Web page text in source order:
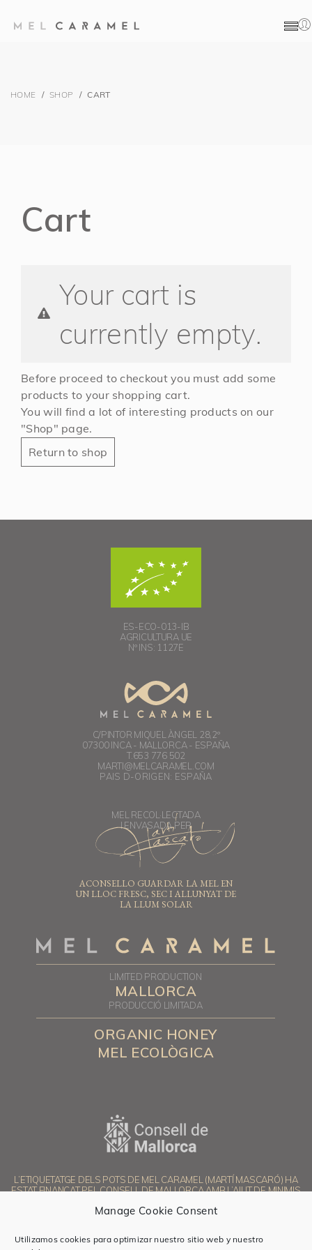
Manage Cookie Consent
Utilizamos cookies para optimizar nuestro sitio web y nuestro
E-SHOP
HOME / SHOP / CART
Cart
Your cart is
currently empty.
Before proceed to checkout you must add some
products to your shopping cart.
You will find a lot of interesting products on our
"Shop" page.
Return to shop
ES-ECO-013-IB
AGRICULTURA UE
Nº INS: 1127E
C/PINTOR MIQUEL ÀNGEL 28,2º
07300 INCA - MALLORCA - ESPAÑA
T.653 776 502
MARTI@MELCARAMEL.COM
PAIS D-ORIGEN: ESPAÑA
MEL RECOL·LECTADA
I ENVASADA PER
ACONSELLO GUARDAR LA MEL EN
UN LLOC FRESC, SEC I ALLUNYAT DE
LA LLUM SOLAR
LIMITED PRODUCTION
MALLORCA
PRODUCCIÓ LIMITADA
ORGANIC HONEY
MEL ECOLÒGICA
L’ETIQUETATGE DELS POTS DE MEL CARAMEL (MARTÍ MASCARÓ) HA
ESTAT FINANÇAT PEL CONSELL DE MALLORCA AMB L’AJUT DE MINIMIS